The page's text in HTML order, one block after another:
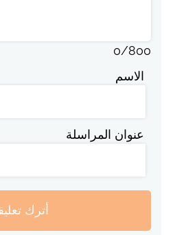
0/800
الاسم
عنوان المراسلة
أترك